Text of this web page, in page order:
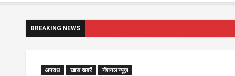
BREAKING NEWS
अपराध खास खबरें नॅशनल न्यूज़